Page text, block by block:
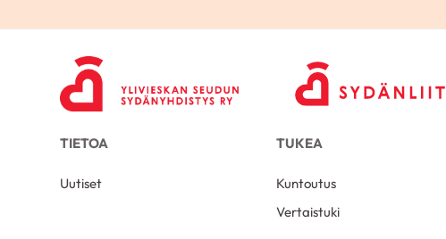
TIETOA
Uutiset
TUKEA
Kuntoutus
Vertaistuki